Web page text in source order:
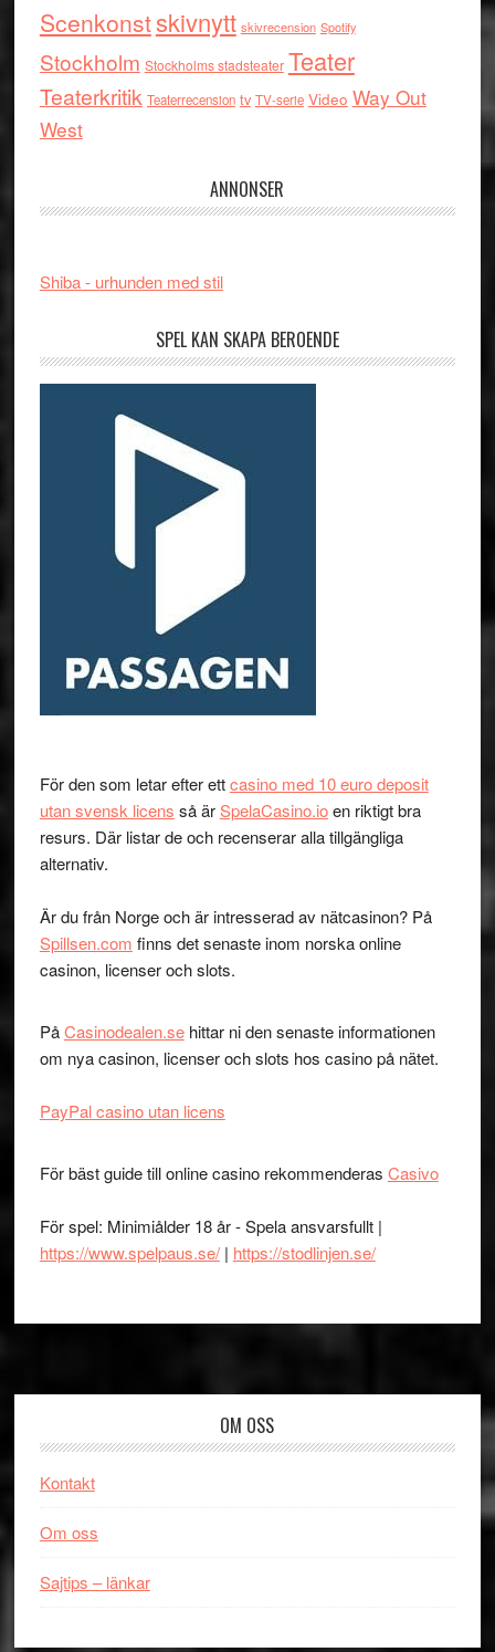
Scenkonstskivnytt skivrecension Spotify
Stockholm Stockholms stadsteater Teater
Teaterkritik Teaterrecension tv TV-serie Video Way Out
West
ANNONSER
Shiba - urhunden med stil
SPEL KAN SKAPA BEROENDE
För den som letar efter ettcasino med 10 euro deposit
utan svensk licens så ärSpelaCasino.ioen riktigt bra
resurs. Där listar de och recenserar alla tillgängliga
alternativ.
Är du från Norge och är intresserad av nätcasinon? På
Spillsen.com finns det senaste inom norska online
casinon, licenser och slots.
PåCasinodealen.sehittar ni den senaste informationen
om nya casinon, licenser och slots hos casino på nätet.
PayPal casino utan licens
För bäst guide till online casino rekommenderas Casivo
För spel: Minimiålder 18 år - Spela ansvarsfullt |
https://www.spelpaus.se/| https://stodlinjen.se/
OM OSS
Kontakt
Om oss
Sajtips – länkar